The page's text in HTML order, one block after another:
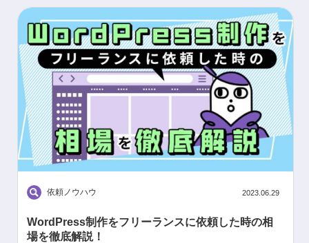
依頼ノウハウ 2023.06.29
WordPress制作をフリーランスに依頼した時の相
場を徹底解説！